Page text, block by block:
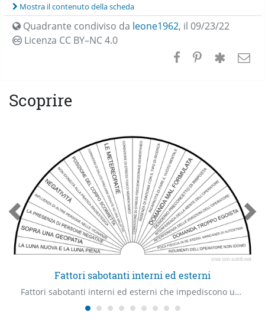
Mostra il contenuto della scheda
Quadrante condiviso da leone1962, il 09/23/22
Licenza CC BY–NC 4.0
Scoprire
Fattori sabotanti interni ed esterni
Fattori sabotanti interni ed esterni che impediscono una ricerca radiestetica efficace